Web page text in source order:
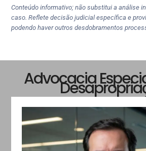
Conteúdo informativo; não substitui a análise
caso. Reflete decisão judicial específica e
podendo haver outros desdobramentos
Advocacia